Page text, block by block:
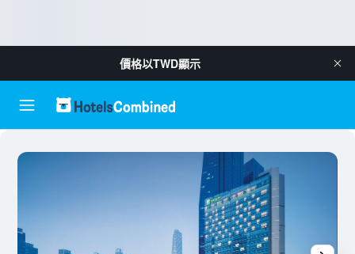
價格以TWD顯示